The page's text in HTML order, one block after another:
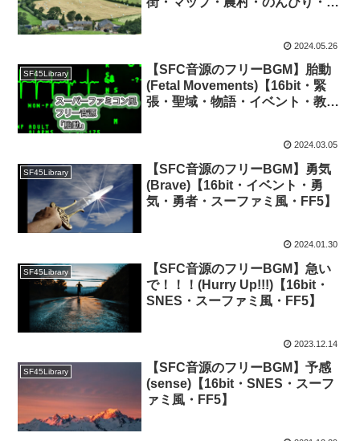
2024.05.26
SF45Library
【SFC音源のフリーBGM】胎動
(Fetal Movements)【16bit・緊
張・聖域・物語・イベント・教
2024.03.05
SF45Library
【SFC音源のフリーBGM】勇気
(Brave)【16bit・イベント・勇
気・勇者・スーファミ風・FF5】
2024.01.30
SF45Library
【SFC音源のフリーBGM】急い
で！！！(Hurry Up!!!)【16bit・
SNES・スーファミ風・FF5】
2023.12.14
SF45Library
【SFC音源のフリーBGM】予感
(sense)【16bit・SNES・スーフ
ァミ風・FF5】